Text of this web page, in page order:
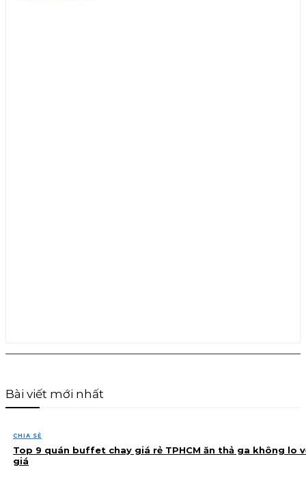
Bài viết mới nhất
CHIA SẺ
Top 9 quán buffet chay giá rẻ TPHCM ăn thả ga không lo
giá